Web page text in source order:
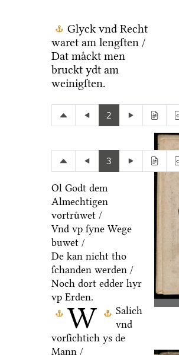
Glyck vnd Recht
waret am lengſten /
Dat maͤckt men
bruckt ydt am
weinigſten.
2
3
W
Ol Godt dem
Almechtigen
vortruͤwet /
Vnd vp ſyne Wege
buwet /
De kan nicht tho
ſchanden werden /
Noch dort edder hyr
vp Erden.
Salich
vnd
vorſichtich ys de
Mann /